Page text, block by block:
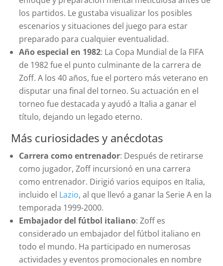
los partidos. Le gustaba visualizar los posibles
escenarios y situaciones del juego para estar
preparado para cualquier eventualidad.
Año especial en 1982: La Copa Mundial de la FIFA
de 1982 fue el punto culminante de la carrera de
Zoff. A los 40 años, fue el portero más veterano en
disputar una final del torneo. Su actuación en el
torneo fue destacada y ayudó a Italia a ganar el
título, dejando un legado eterno.
Más curiosidades y anécdotas
Carrera como entrenador: Después de retirarse
como jugador, Zoff incursionó en una carrera
como entrenador. Dirigió varios equipos en Italia,
incluido el Lazio, al que llevó a ganar la Serie A en la
temporada 1999-2000.
Embajador del fútbol italiano: Zoff es
considerado un embajador del fútbol italiano en
todo el mundo. Ha participado en numerosas
actividades y eventos promocionales en nombre